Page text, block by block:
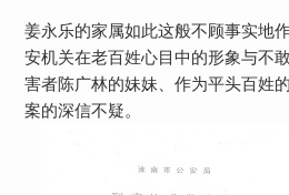
姜永乐的家属如此这般不顾事实地
安机关在老百姓心目中的形象与不
害者陈广林的妹妹、作为平头百姓
案的深信不疑。